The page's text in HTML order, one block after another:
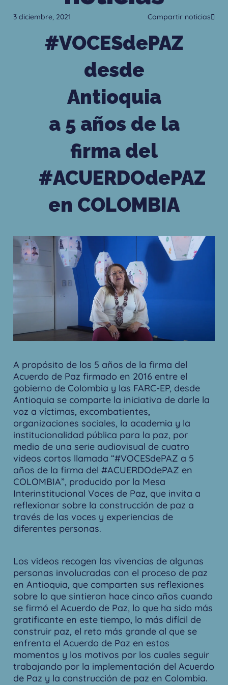
3 diciembre, 2021 Compartir noticias
#VOCESdePAZ
desde
Antioquia
a 5 años de la
firma del
#ACUERDOdePAZ
en COLOMBIA
A propósito de los 5 años de la firma del
Acuerdo de Paz firmado en 2016 entre el
gobierno de Colombia y las FARC-EP, desde
Antioquia se comparte la iniciativa de darle la
voz a víctimas, excombatientes,
organizaciones sociales, la academia y la
institucionalidad pública para la paz, por
medio de una serie audiovisual de cuatro
videos cortos llamada “#VOCESdePAZ a 5
años de la firma del #ACUERDOdePAZ en
COLOMBIA”, producido por la Mesa
Interinstitucional Voces de Paz, que invita a
reflexionar sobre la construcción de paz a
través de las voces y experiencias de
diferentes personas.
Los videos recogen las vivencias de algunas
personas involucradas con el proceso de paz
en Antioquia, que comparten sus reflexiones
sobre lo que sintieron hace cinco años cuando
se firmó el Acuerdo de Paz, lo que ha sido más
gratificante en este tiempo, lo más difícil de
construir paz, el reto más grande al que se
enfrenta el Acuerdo de Paz en estos
momentos y los motivos por los cuales seguir
trabajando por la implementación del Acuerdo
de Paz y la construcción de paz en Colombia.